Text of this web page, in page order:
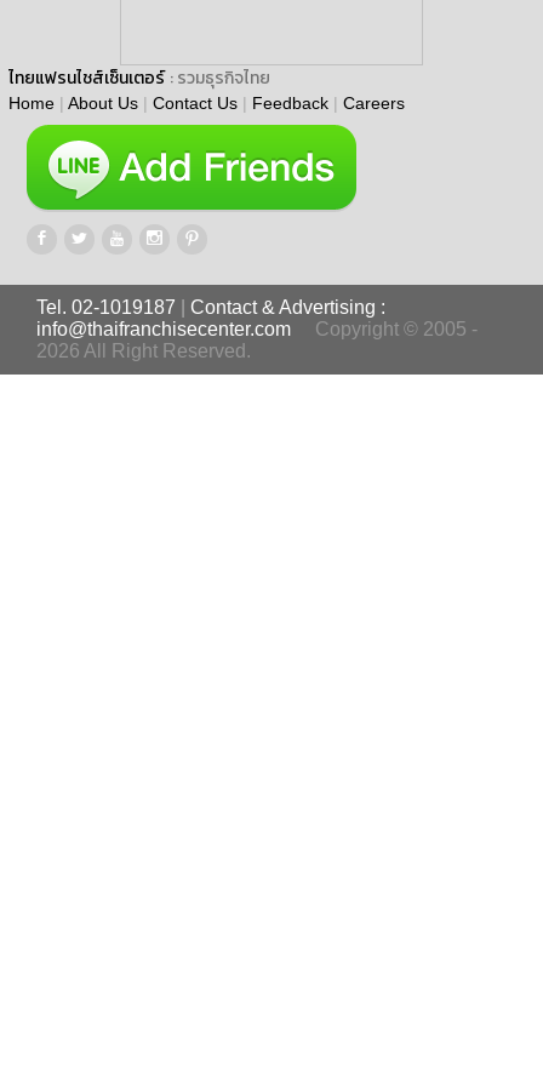
ไทยแฟรนไชส์เซ็นเตอร์ : รวมธุรกิจไทย
Home | About Us | Contact Us | Feedback | Careers
Tel. 02-1019187
Contact & Advertising :
info@thaifranchisecenter.com
Copyright © 2005 -
2026 All Right Reserved.